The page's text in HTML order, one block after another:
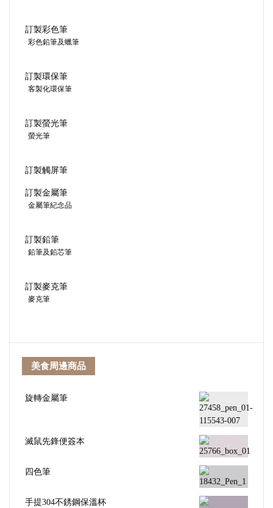
訂製彩色筆
彩色鉛筆及蠟筆
訂製環保筆
客製化環保筆
訂製螢光筆
螢光筆
訂製觸屏筆
訂製金屬筆
金屬筆紀念品
訂製鉛筆
鉛筆及鉛芯筆
訂製麥克筆
麥克筆
美食周邊商品
旋轉金屬筆
滅鼠先鋒便簽本
四色筆
手提304不銹鋼保溫杯